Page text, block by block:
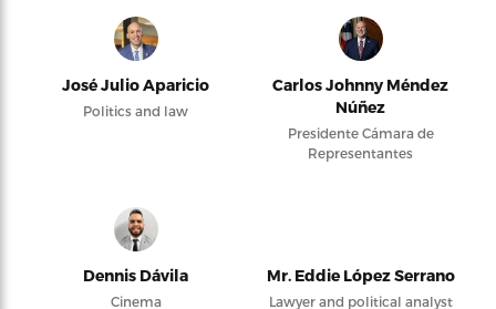
José Julio Aparicio
Politics and law
Carlos Johnny Méndez
Núñez
Presidente Cámara de
Representantes
Dennis Dávila
Cinema
Mr. Eddie López Serrano
Lawyer and political analyst